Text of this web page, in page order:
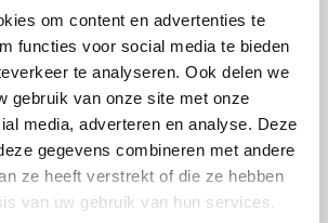
om content en advertenties te
functies voor social media te bieden
te analyseren. Ook delen we
gebruik van onze site met onze
media, adverteren en analyse. Deze
gegevens combineren met andere
ze heeft verstrekt of die ze hebben
van uw gebruik van hun services.
van houtskeletbouw is de
constructies kunnen worden
doordat onderdelen in de
geprefabriceerd. Om die reden
‘prefab’. Hierdoor duurt
minder lang en zijn we